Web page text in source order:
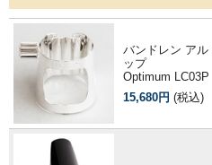
バンドレン アル
ップ
Optimum LC03P
15,680円 (税込)